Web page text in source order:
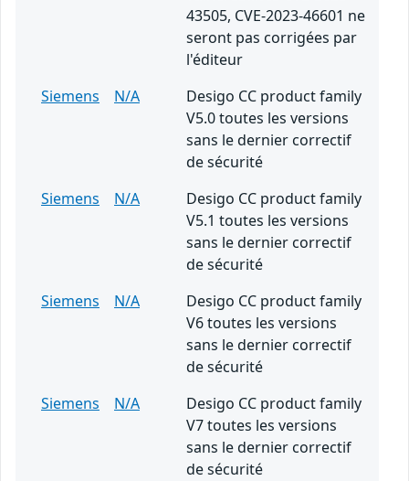
43505, CVE-2023-46601 ne
seront pas corrigées par
l'éditeur
Siemens
N/A
Desigo CC product family
V5.0 toutes les versions
sans le dernier correctif
de sécurité
Siemens
N/A
Desigo CC product family
V5.1 toutes les versions
sans le dernier correctif
de sécurité
Siemens
N/A
Desigo CC product family
V6 toutes les versions
sans le dernier correctif
de sécurité
Siemens
N/A
Desigo CC product family
V7 toutes les versions
sans le dernier correctif
de sécurité